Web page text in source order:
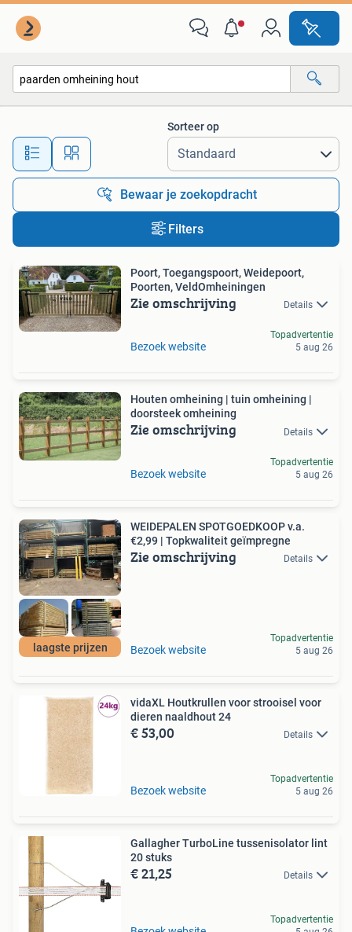
Alle afstanden…
Sorteer op
Bewaar je zoekopdracht
Filters
Poort, Toegangspoort, Weidepoort,
Poorten, VeldOmheiningen
Zie omschrijving Details
Bezoek website
Topadvertentie
5 aug 26
Houten omheining | tuin omheining |
doorsteek omheining
Zie omschrijving Details
Bezoek website
Topadvertentie
5 aug 26
laagste prijzen
WEIDEPALEN SPOTGOEDKOOP v.a.
€2,99 | Topkwaliteit geïmpregne
Zie omschrijving Details
Bezoek website
Topadvertentie
5 aug 26
vidaXL Houtkrullen voor strooisel voor
dieren naaldhout 24
€ 53,00 Details
Bezoek website
Topadvertentie
5 aug 26
Gallagher TurboLine tussenisolator lint
20 stuks
€ 21,25 Details
Topadvertentie